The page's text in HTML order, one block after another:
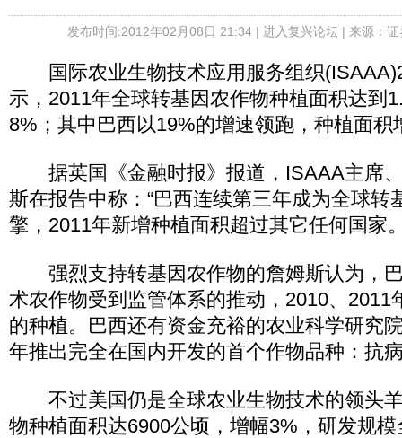
发布时间:2012年02月08日 21:34 | 进入复兴论坛| 来源：
国际农业生物技术应用服务组织
示，2011年全球转基因农作物种植面积达到
8%；其中巴西以19%的增速领跑，种植面积
据英国《金融时报》报道，ISAAA主席
斯在报告中称：“巴西连续第三年成为全球转
擎，2011年新增种植面积超过其它任何国家
强烈支持转基因农作物的詹姆斯认为，
术农作物受到监管体系的推动，2010、2011
的种植。巴西还有资金充裕的农业科学研究
年推出完全在国内开发的首个作物品种：抗
不过美国仍是全球农业生物技术的领头
物种植面积达6900公顷，增幅3%，研发规